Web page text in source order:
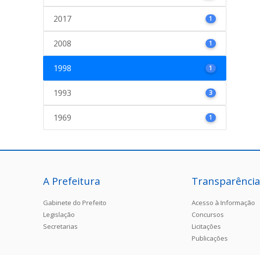
2017 1
2008 1
1998 1
1993 3
1969 1
A Prefeitura
Gabinete do Prefeito
Legislação
Secretarias
Transparência
Acesso à Informação
Concursos
Licitações
Publicações